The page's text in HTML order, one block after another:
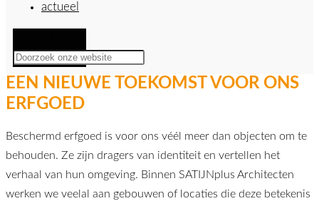
actueel
EEN NIEUWE TOEKOMST VOOR ONS
ERFGOED
Beschermd erfgoed is voor ons véél meer dan objecten om te
behouden. Ze zijn dragers van identiteit en vertellen het
verhaal van hun omgeving. Binnen SATIJNplus Architecten
werken we veelal aan gebouwen of locaties die deze betekenis